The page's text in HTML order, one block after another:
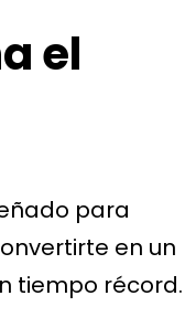
el
para
en un
tiempo récord.